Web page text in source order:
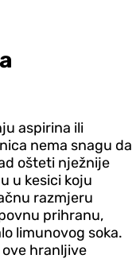
aspirina ili
nema snagu da
ošteti nježnije
u kesici koju
razmjeru
prihranu,
limunovog soka.
hranljive